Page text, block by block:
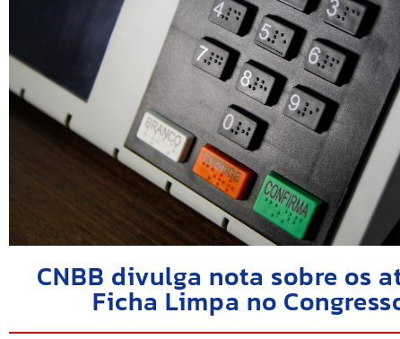
CNBB divulga nota sobre os
Ficha Limpa no